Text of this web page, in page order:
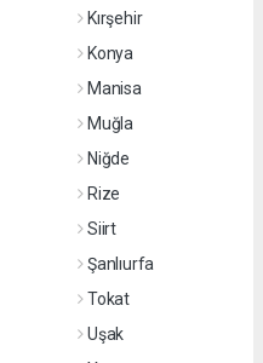
Kırşehir
Konya
Manisa
Muğla
Niğde
Rize
Siirt
Şanlıurfa
Tokat
Uşak